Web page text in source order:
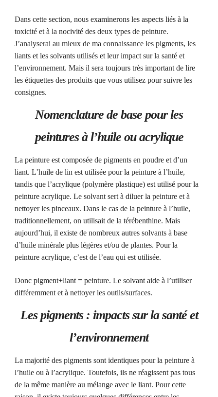
Dans cette section, nous examinerons les aspects liés à la
toxicité et à la nocivité des deux types de peinture.
J’analyserai au mieux de ma connaissance les pigments, les
liants et les solvants utilisés et leur impact sur la santé et
l’environnement. Mais il sera toujours très important de lire
les étiquettes des produits que vous utilisez pour suivre les
consignes.
Nomenclature de base pour les
peintures à l’huile ou acrylique
La peinture est composée de pigments en poudre et d’un
liant. L’huile de lin est utilisée pour la peinture à l’huile,
tandis que l’acrylique (polymère plastique) est utilisé pour la
peinture acrylique. Le solvant sert à diluer la peinture et à
nettoyer les pinceaux. Dans le cas de la peinture à l’huile,
traditionnellement, on utilisait de la térébenthine. Mais
aujourd’hui, il existe de nombreux autres solvants à base
d’huile minérale plus légères et/ou de plantes. Pour la
peinture acrylique, c’est de l’eau qui est utilisée.
Donc pigment+liant = peinture. Le solvant aide à l’utiliser
différemment et à nettoyer les outils/surfaces.
Les pigments : impacts sur la santé et
l’environnement
La majorité des pigments sont identiques pour la peinture à
l’huile ou à l’acrylique. Toutefois, ils ne réagissent pas tous
de la même manière au mélange avec le liant. Pour cette